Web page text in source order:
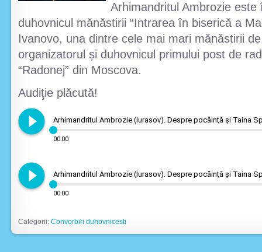
Arhimandritul Ambrozie este
duhovnicul mănăstirii “Intrarea în biserică a
Ivanovo, una dintre cele mai mari mănăstirii
organizatorul și duhovnicul primului post de
“Radonej” din Mosсova.
Audiţie plăcută!
play_circle_filled Arhimandritul Ambrozie (Iurasov). Despre pocăinţă şi Taina
00:00
play_circle_filled Arhimandritul Ambrozie (Iurasov). Despre pocăinţă şi Taina
00:00
Categorii: Convorbiri duhovnicesti